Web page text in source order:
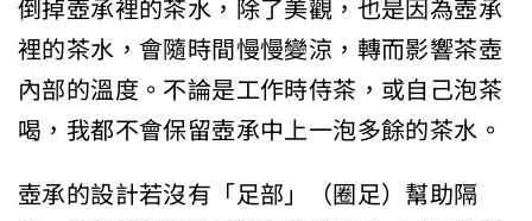
裡的茶水，會隨時間慢慢變涼，轉而影響茶壺
內部的溫度。不論是工作時侍茶，或自己泡茶
喝，我都不會保留壺承中上一泡多餘的茶水。
壺承的設計若沒有「足部」（圈足）幫助隔